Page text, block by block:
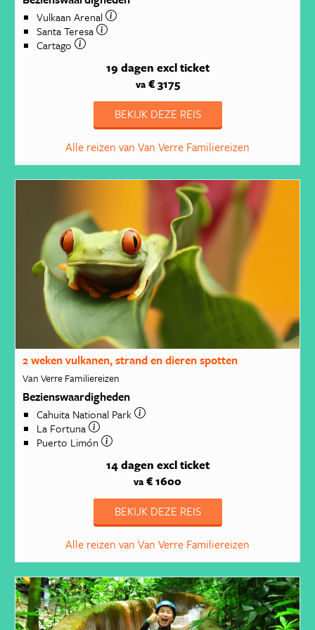
Vulkaan Arenal
Santa Teresa
Cartago
19 dagen excl ticket
va€ 3175
BEKIJK DEZE REIS
Alle reizen van Van Verre Familiereizen
2 weken vulkanen, strand en dieren spotten
Van Verre Familiereizen
Bezienswaardigheden
Cahuita National Park
La Fortuna
Puerto Limón
14 dagen excl ticket
va € 1600
BEKIJK DEZE REIS
Alle reizen van Van Verre Familiereizen